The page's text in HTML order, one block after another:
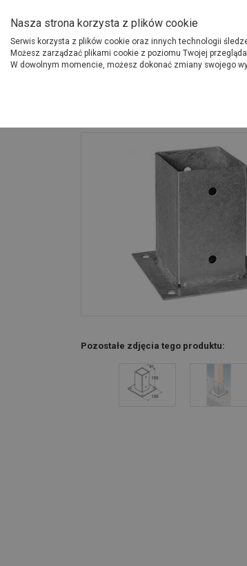
Produkty
O Grupie PSB
Pozostałe zdjęcia tego produktu:
Nasza strona korzysta z plików cookie
Serwis korzysta z plików cookie oraz innych technologii
Możesz zarządzać plikami cookie z poziomu Twojej
W dowolnym momencie, możesz dokonać zmiany swojego